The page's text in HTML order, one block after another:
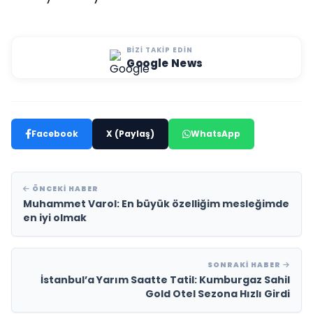
BIZI TAKIP EDIN
Google News
Facebook X (Paylaş) WhatsApp
ÖNCEKI HABER
Muhammet Varol: En büyük özelliğim mesleğimde
en iyi olmak
SONRAKI HABER
İstanbul’a Yarım Saatte Tatil: Kumburgaz Sahil
Gold Otel Sezona Hızlı Girdi